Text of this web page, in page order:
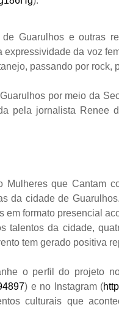
Guarulhos e outras
expressividade da voz
passando por rock,
por meio da
pela jornalista Renee
Mulheres que Cantam
da cidade de
em formato presencial
talentos da cidade,
tem gerado positiva
o perfil do projeto
) e no Instagram (
culturais que